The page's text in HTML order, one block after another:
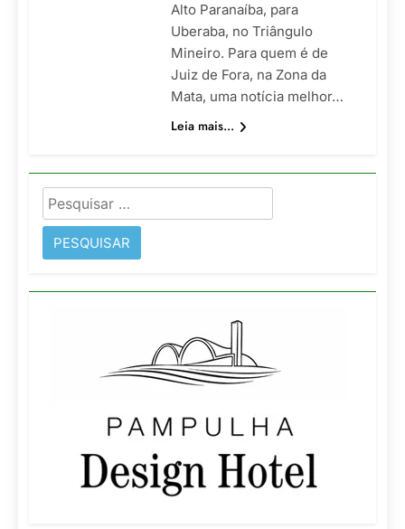
Alto Paranaíba, para
Uberaba, no Triângulo
Mineiro. Para quem é de
Juiz de Fora, na Zona da
Mata, uma notícia melhor…
Leia mais...
Pesquisar
por: